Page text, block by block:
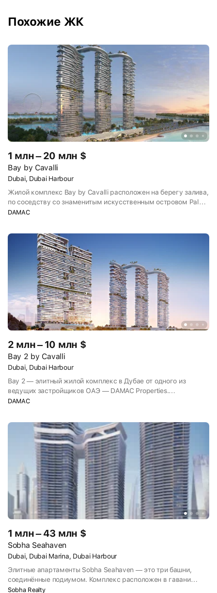
Похожие ЖК
1 млн – 20 млн $
Bay by Cavalli
Dubai, Dubai Harbour
Жилой комплекс Bay by Cavalli расположен на берегу залива,
по соседству со знаменитым искусственным островом Palm
Jumeirah. В трёх 42-этажных зданиях представлены 1–3-
го этажа. В каждом жилом пространстве предусмотрена
отделка под ключ, а из окон открывается вид на морские
пейзажи.
DAMAC
2 млн – 10 млн $
Bay 2 by Cavalli
Dubai, Dubai Harbour
Bay 2 — элитный жилой комплекс в Дубае от одного из
ведущих застройщиков ОАЭ — DAMAC Properties.
ЖК строится в бухте Дубай Харбор, рядом с искусственным
небоскрёбы города. Сдача комплекса Bay 2 запланирована
на 2028 год.
DAMAC
1 млн – 43 млн $
Sobha Seahaven
Dubai, Dubai Marina, Dubai Harbour
Элитные апартаменты Sobha Seahaven — это три башни,
соединённые подиумом. Комплекс расположен в гавани
Dubai Harbour района Dubai Marina. Из окон будут
Sobha Realty